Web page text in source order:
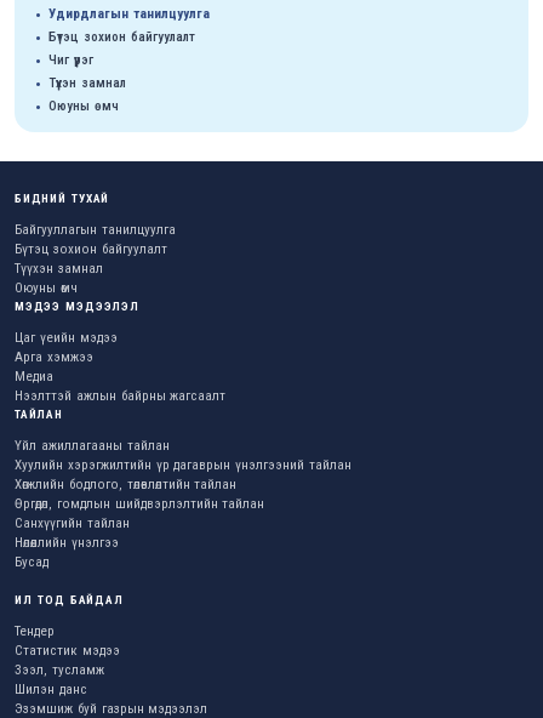
Удирдлагын танилцуулга
Бүтэц зохион байгуулалт
Чиг үүрэг
Түүхэн замнал
Оюуны өмч
БИДНИЙ ТУХАЙ
Байгууллагын танилцуулга
Бүтэц зохион байгуулалт
Түүхэн замнал
Оюуны өмч
МЭДЭЭ МЭДЭЭЛЭЛ
Цаг үеийн мэдээ
Арга хэмжээ
Медиа
Нээлттэй ажлын байрны жагсаалт
ТАЙЛАН
Үйл ажиллагааны тайлан
Хуулийн хэрэгжилтийн үр дагаврын үнэлгээний тайлан
Хөгжлийн бодлого, төлөвлөлтийн тайлан
Өргөдөл, гомдлын шийдвэрлэлтийн тайлан
Санхүүгийн тайлан
Нөлөөллийн үнэлгээ
Бусад
ИЛ ТОД БАЙДАЛ
Тендер
Статистик мэдээ
Зээл, тусламж
Шилэн данс
Эзэмшиж буй газрын мэдээлэл